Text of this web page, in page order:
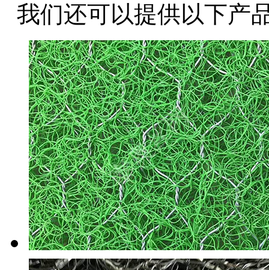
我们还可以提供以下产